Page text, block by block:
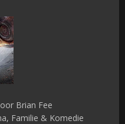
Brian Fee
Familie & Komedie